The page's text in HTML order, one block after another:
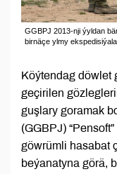
GGBPJ 2013-nji ýyldan
birnäçe ylmy
Köýtendag döwlet
geçirilen
guşlary goramak
(GGBPJ)
göwrümli hasabat
beýanatyna görä,